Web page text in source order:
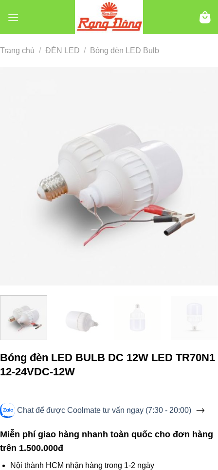
đến
Trang chủ / ĐÈN LED / Bóng đèn LED Bulb
Bóng đèn LED BULB DC 12W LED TR70N1
12-24VDC-12W
Chat để được Coolmate tư vấn ngay (7:30 - 20:00)
Miễn phí giao hàng nhanh toàn quốc cho đơn hàng
trên 1.500.000đ
Nội thành HCM nhận hàng trong 1-2 ngày